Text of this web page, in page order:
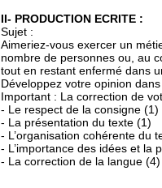
II- PRODUCTION ECRITE :
Sujet :
Aimeriez-vous exercer un
nombre de personnes ou, au
tout en restant enfermé dans
Développez votre opinion
Important : La correction de
- Le respect de la consigne (1)
- La présentation du texte (1)
- L’organisation cohérente du
- L’importance des idées et la
- La correction de la langue (4)